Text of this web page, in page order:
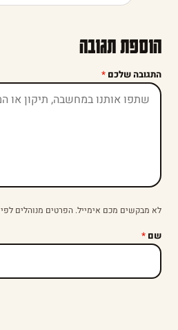
הוספת תגובה
התגובה שלכם *
לא מבקשים מכם אימייל. הפרטים מנוהלים לפי
שם *